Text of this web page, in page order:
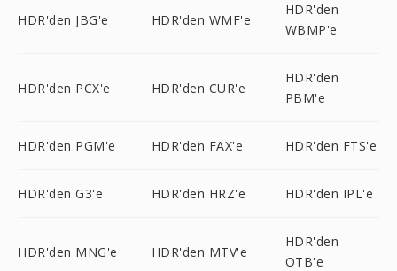
HDR'den JBG'e HDR'den WMF'e
HDR'den
WBMP'e
HDR'den PCX'e HDR'den CUR'e
HDR'den
PBM'e
HDR'den PGM'e HDR'den FAX'e HDR'den FTS'e
HDR'den G3'e HDR'den HRZ'e HDR'den IPL'e
HDR'den MNG'e HDR'den MTV'e
HDR'den
OTB'e